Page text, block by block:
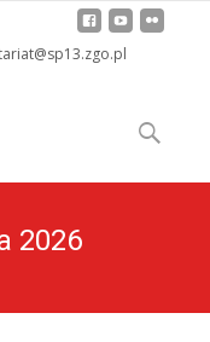
to
content
Szukaj:
2026